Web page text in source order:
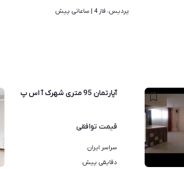
پردیس، فاز 4 | ساعاتی پیش
آپارتمان 95 متری شهرک آ اس پ
قیمت توافقی
سراسر ایران
دقایقی پیش